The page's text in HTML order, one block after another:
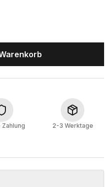
2-3 Werktage